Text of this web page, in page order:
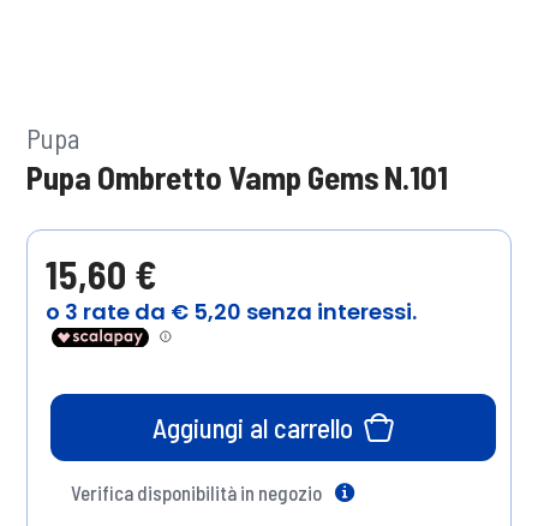
Pupa
Pupa Ombretto Vamp Gems N.101
15,60 €
Aggiungi al carrello
Verifica disponibilità in negozio